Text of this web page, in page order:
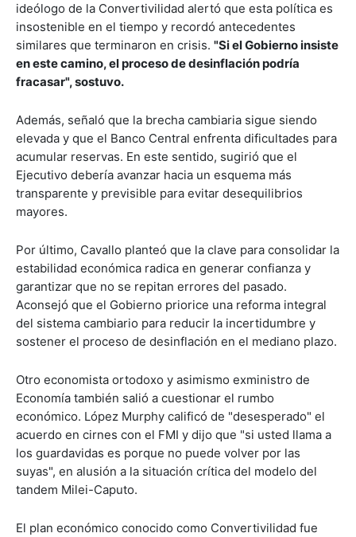
ideólogo de la Convertivilidad alertó que esta política es
insostenible en el tiempo y recordó antecedentes
similares que terminaron en crisis. "Si el Gobierno insiste
en este camino, el proceso de desinflación podría
fracasar", sostuvo.
Además, señaló que la brecha cambiaria sigue siendo
elevada y que el Banco Central enfrenta dificultades para
acumular reservas. En este sentido, sugirió que el
Ejecutivo debería avanzar hacia un esquema más
transparente y previsible para evitar desequilibrios
mayores.
Por último, Cavallo planteó que la clave para consolidar la
estabilidad económica radica en generar confianza y
garantizar que no se repitan errores del pasado.
Aconsejó que el Gobierno priorice una reforma integral
del sistema cambiario para reducir la incertidumbre y
sostener el proceso de desinflación en el mediano plazo.
Otro economista ortodoxo y asimismo exministro de
Economía también salió a cuestionar el rumbo
económico. López Murphy calificó de "desesperado" el
acuerdo en cirnes con el FMI y dijo que "si usted llama a
los guardavidas es porque no puede volver por las
suyas", en alusión a la situación crítica del modelo del
tandem Milei-Caputo.
El plan económico conocido como Convertivilidad fue